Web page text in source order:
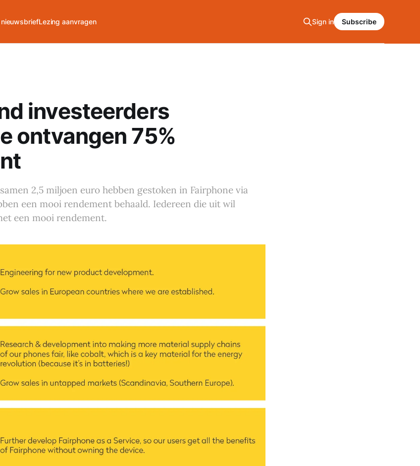
Lezing aanvragen Sign in Subscribe
investeerders
ontvangen 75%
2,5 miljoen euro hebben gestoken in Fairphone via
een mooi rendement behaald. Iedereen die uit wil
een mooi rendement.